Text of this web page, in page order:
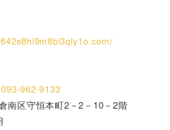
093-962-9133
南区守恒本町2－2－10－2階